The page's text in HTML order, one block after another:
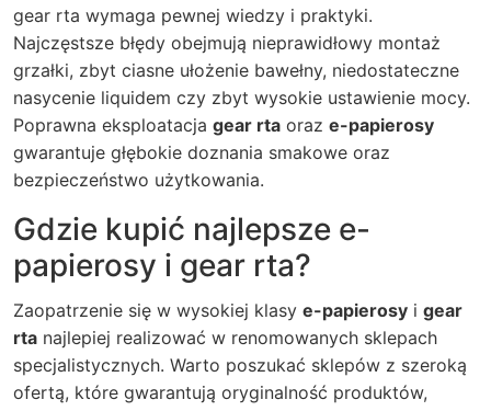
gear rta wymaga pewnej wiedzy i praktyki.
Najczęstsze błędy obejmują nieprawidłowy montaż
grzałki, zbyt ciasne ułożenie bawełny, niedostateczne
nasycenie liquidem czy zbyt wysokie ustawienie mocy.
Poprawna eksploatacja gear rta oraz e-papierosy
gwarantuje głębokie doznania smakowe oraz
bezpieczeństwo użytkowania.
Gdzie kupić najlepsze e-
papierosy i gear rta?
Zaopatrzenie się w wysokiej klasy e-papierosy i gear
rta najlepiej realizować w renomowanych sklepach
specjalistycznych. Warto poszukać sklepów z szeroką
ofertą, które gwarantują oryginalność produktów,